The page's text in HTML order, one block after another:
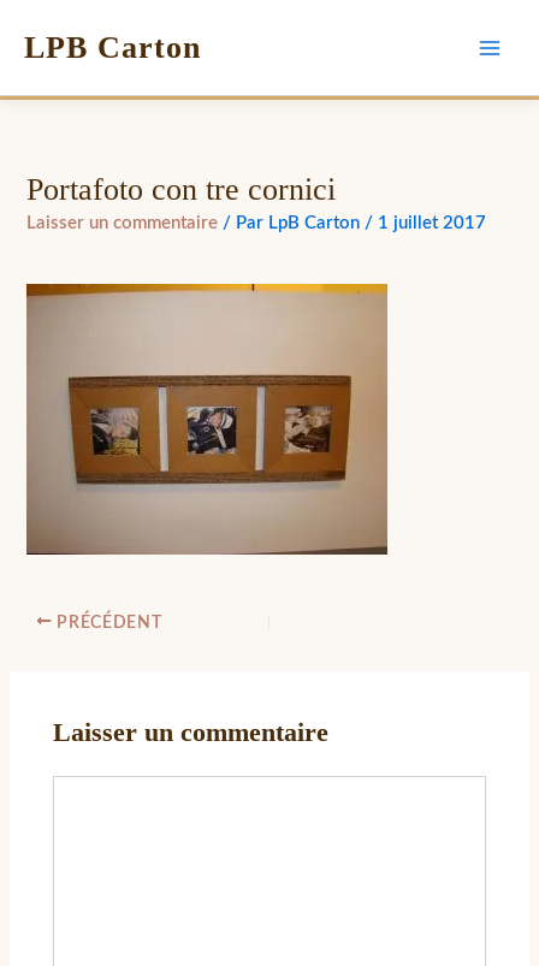
LPB Carton
Portafoto con tre cornici
Laisser un commentaire / Par LpB Carton / 1 juillet 2017
PRÉCÉDENT
Laisser un commentaire